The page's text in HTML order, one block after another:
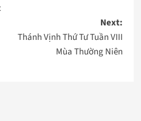
Next:
Thánh Vịnh Thứ Tư Tuần VIII
Mùa Thường Niên